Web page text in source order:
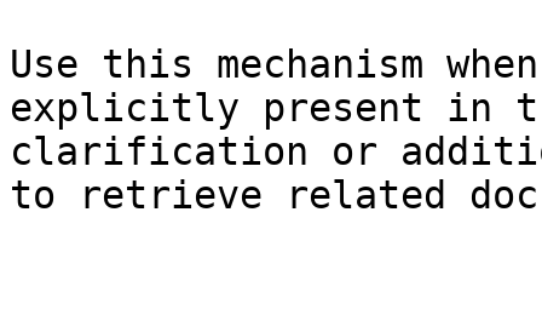
Use this mechanism
explicitly present in
clarification or